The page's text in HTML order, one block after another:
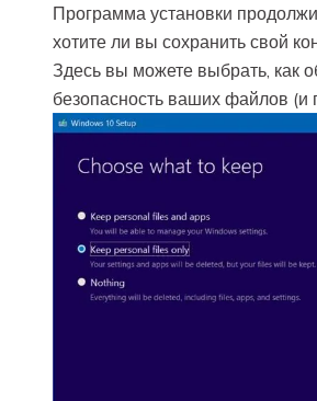
Программа установки
хотите ли вы сохранить свой
Здесь вы можете выбрать, как
безопасность ваших файлов (и